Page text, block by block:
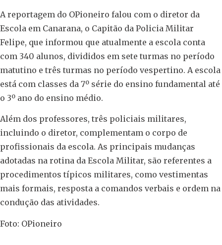
A reportagem do OPioneiro falou com o diretor da
Escola em Canarana, o Capitão da Policia Militar
Felipe, que informou que atualmente a escola conta
com 340 alunos, divididos em sete turmas no período
matutino e três turmas no período vespertino. A escola
está com classes da 7º série do ensino fundamental até
o 3º ano do ensino médio.
Além dos professores, três policiais militares,
incluindo o diretor, complementam o corpo de
profissionais da escola. As principais mudanças
adotadas na rotina da Escola Militar, são referentes a
procedimentos típicos militares, como vestimentas
mais formais, resposta a comandos verbais e ordem na
condução das atividades.
Foto: OPioneiro